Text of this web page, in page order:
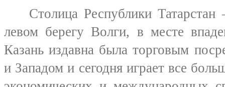
Столица Республики Татарстан
левом берегу Волги, в месте
Казань издавна была торговым
и Западом и сегодня играет все